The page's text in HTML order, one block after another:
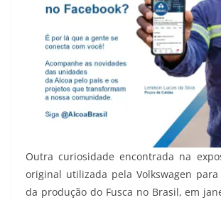
Outra curiosidade encontrada na
original utilizada pela Volkswagen
da produção do Fusca no Brasil, em